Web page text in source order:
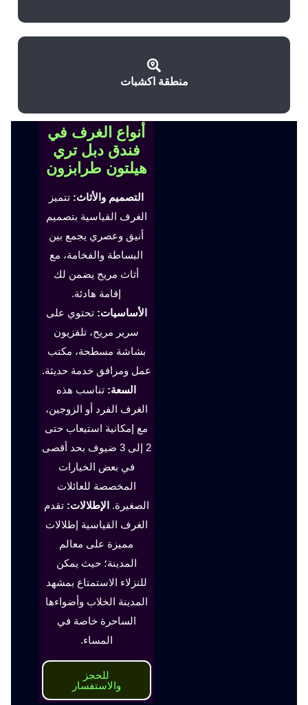
منطقة اكشبات
أنواع الغرف في
فندق دبل تري
هيلتون طرابزون
التصميم والأثاث: تتميز
الغرف القياسية بتصميم
أنيق وعصري يجمع بين
البساطة والفخامة، مع
أثاث مريح يضمن لك
إقامة هادئة.
الأساسيات: تحتوي على
سرير مريح، تلفزيون
بشاشة مسطحة، مكتب
عمل ومرافق خدمة حديثة.
السعة: تناسب هذه
الغرف الفرد أو الزوجين،
مع إمكانية استيعاب حتى
2 إلى 3 ضيوف بحد أقصى
في بعض الخيارات
المخصصة للعائلات
الصغيرة. الإطلالات: تقدم
الغرف القياسية إطلالات
مميزة على معالم
المدينة؛ حيث يمكن
للنزلاء الاستمتاع بمشهد
المدينة الخلاب وأضواءها
الساحرة خاصة في
المساء.
للحجز
والاستفسار